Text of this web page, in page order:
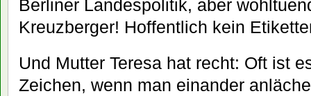
Berliner Landespolitik, aber
Kreuzberger! Hoffentlich kein
Und Mutter Teresa hat recht: Oft ist
Zeichen, wenn man einander